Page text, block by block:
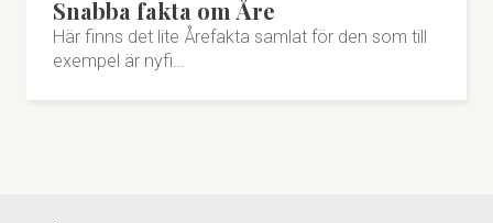
Snabba fakta om Åre
Här finns det lite Årefakta samlat för den som till
exempel är nyfi…